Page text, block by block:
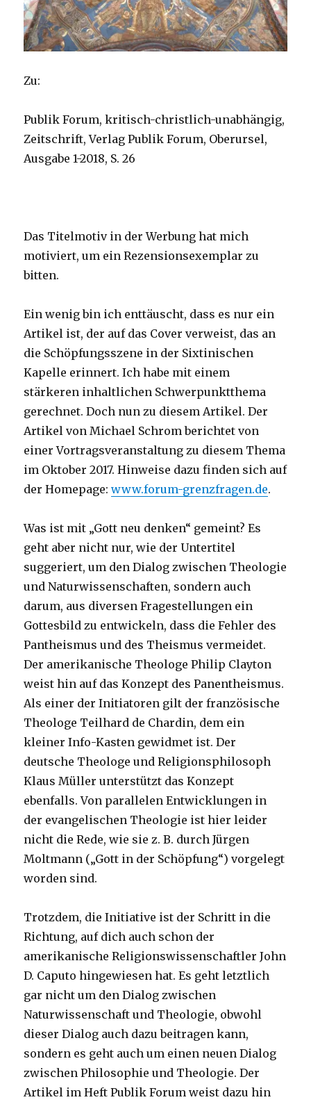
Zu:
Publik Forum, kritisch-christlich-unabhängig,
Zeitschrift, Verlag Publik Forum, Oberursel,
Ausgabe 1-2018, S. 26
Das Titelmotiv in der Werbung hat mich
motiviert, um ein Rezensionsexemplar zu
bitten.
Ein wenig bin ich enttäuscht, dass es nur ein
Artikel ist, der auf das Cover verweist, das an
die Schöpfungsszene in der Sixtinischen
Kapelle erinnert. Ich habe mit einem
stärkeren inhaltlichen Schwerpunktthema
gerechnet. Doch nun zu diesem Artikel. Der
Artikel von Michael Schrom berichtet von
einer Vortragsveranstaltung zu diesem Thema
im Oktober 2017. Hinweise dazu finden sich auf
der Homepage:www.forum-grenzfragen.de.
Was ist mit „Gott neu denken“ gemeint? Es
geht aber nicht nur, wie der Untertitel
suggeriert, um den Dialog zwischen Theologie
und Naturwissenschaften, sondern auch
darum, aus diversen Fragestellungen ein
Gottesbild zu entwickeln, dass die Fehler des
Pantheismus und des Theismus vermeidet.
Der amerikanische Theologe Philip Clayton
weist hin auf das Konzept des Panentheismus.
Als einer der Initiatoren gilt der französische
Theologe Teilhard de Chardin, dem ein
kleiner Info-Kasten gewidmet ist. Der
deutsche Theologe und Religionsphilosoph
Klaus Müller unterstützt das Konzept
ebenfalls. Von parallelen Entwicklungen in
der evangelischen Theologie ist hier leider
nicht die Rede, wie sie z. B. durch Jürgen
Moltmann („Gott in der Schöpfung“) vorgelegt
worden sind.
Trotzdem, die Initiative ist der Schritt in die
Richtung, auf dich auch schon der
amerikanische Religionswissenschaftler John
D. Caputo hingewiesen hat. Es geht letztlich
gar nicht um den Dialog zwischen
Naturwissenschaft und Theologie, obwohl
dieser Dialog auch dazu beitragen kann,
sondern es geht auch um einen neuen Dialog
zwischen Philosophie und Theologie. Der
Artikel im Heft Publik Forum weist dazu hin